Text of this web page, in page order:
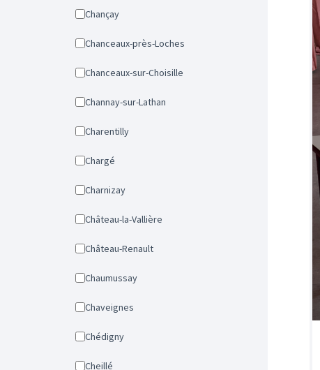
Chançay
Chanceaux-près-Loches
Chanceaux-sur-Choisille
Channay-sur-Lathan
Charentilly
Chargé
Charnizay
Château-la-Vallière
Château-Renault
Chaumussay
Chaveignes
Chédigny
Cheillé